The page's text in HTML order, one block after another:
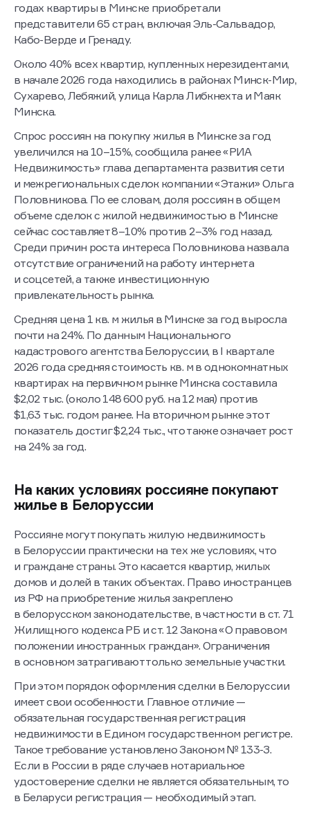
годах квартиры в Минске приобретали
представители 65 стран, включая Эль-Сальвадор,
Кабо-Верде и Гренаду.
Около 40% всех квартир, купленных нерезидентами,
в начале 2026 года находились в районах Минск-Мир,
Сухарево, Лебяжий, улица Карла Либкнехта и Маяк
Минска.
Спрос россиян на покупку жилья в Минске за год
увеличился на 10–15%, сообщила ранее «РИА
Недвижимость» глава департамента развития сети
и межрегиональных сделок компании «Этажи» Ольга
Половникова. По ее словам, доля россиян в общем
объеме сделок с жилой недвижимостью в Минске
сейчас составляет 8–10% против 2–3% год назад.
Среди причин роста интереса Половникова назвала
отсутствие ограничений на работу интернета
и соцсетей, а также инвестиционную
привлекательность рынка.
Средняя цена 1 кв. м жилья в Минске за год выросла
почти на 24%. По данным Национального
кадастрового агентства Белоруссии, в I квартале
2026 года средняя стоимость кв. м в однокомнатных
квартирах на первичном рынке Минска составила
$2,02 тыс. (около 148 600 руб. на 12 мая) против
$1,63 тыс. годом ранее. На вторичном рынке этот
показатель достиг $2,24 тыс., что также означает рост
на 24% за год.
На каких условиях россияне покупают
жилье в Белоруссии
Россияне могут покупать жилую недвижимость
в Белоруссии практически на тех же условиях, что
и граждане страны. Это касается квартир, жилых
домов и долей в таких объектах. Право иностранцев
из РФ на приобретение жилья закреплено
в белорусском законодательстве, в частности в ст. 71
Жилищного кодекса РБ и ст. 12 Закона «О правовом
положении иностранных граждан». Ограничения
в основном затрагивают только земельные участки.
При этом порядок оформления сделки в Белоруссии
имеет свои особенности. Главное отличие —
обязательная государственная регистрация
недвижимости в Едином государственном регистре.
Такое требование установлено Законом № 133-З.
Если в России в ряде случаев нотариальное
удостоверение сделки не является обязательным, то
в Беларуси регистрация — необходимый этап.